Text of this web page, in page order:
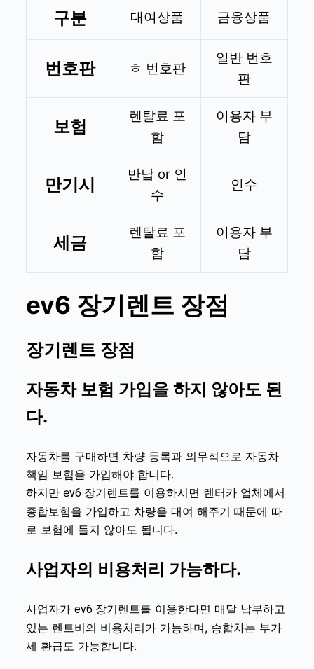
구분 대여상품 금융상품
번호판 ㅎ 번호판
일반 번호
판
보험
렌탈료 포
함
이용자 부
담
만기시
반납 or 인
수
인수
세금
렌탈료 포
함
이용자 부
담
ev6 장기렌트 장점
장기렌트 장점
자동차 보험 가입을 하지 않아도 된
다.
자동차를 구매하면 차량 등록과 의무적으로 자동차
책임 보험을 가입해야 합니다.
하지만 ev6 장기렌트를 이용하시면 렌터카 업체에서
종합보험을 가입하고 차량을 대여 해주기 때문에 따
로 보험에 들지 않아도 됩니다.
사업자의 비용처리 가능하다.
사업자가 ev6 장기렌트를 이용한다면 매달 납부하고
있는 렌트비의 비용처리가 가능하며, 승합차는 부가
세 환급도 가능합니다.